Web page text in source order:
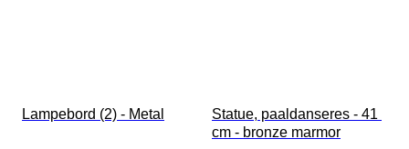
Lampebord (2) - Metal
Statue, paaldanseres - 41
cm - bronze marmor